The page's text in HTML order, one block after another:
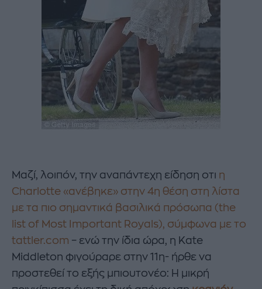
Μαζί, λοιπόν, την αναπάντεχη είδηση οτι η
Charlotte «ανέβηκε» στην 4η θέση στη λίστα
με τα πιο σημαντικά βασιλικά πρόσωπα (the
list of Most Important Royals), σύμφωνα με το
tattler.com – ενώ την ίδια ώρα, η Kate
Middleton φιγούραρε στην 11η- ήρθε να
προστεθεί το εξής μπιουτονέο: Η μικρή